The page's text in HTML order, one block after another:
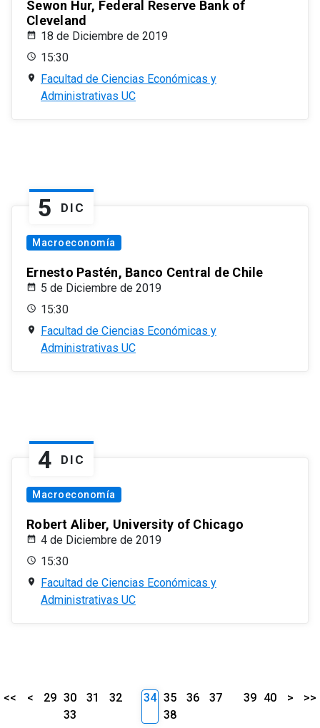
Sewon Hur, Federal Reserve Bank of
Cleveland
18 de Diciembre de 2019
15:30
Facultad de Ciencias Económicas y
Administrativas UC
5 DIC
Macroeconomía
Ernesto Pastén, Banco Central de Chile
5 de Diciembre de 2019
15:30
Facultad de Ciencias Económicas y
Administrativas UC
4 DIC
Macroeconomía
Robert Aliber, University of Chicago
4 de Diciembre de 2019
15:30
Facultad de Ciencias Económicas y
Administrativas UC
<< < 29 30 31
32
33
34 35 36
37
38
39 40 > >>